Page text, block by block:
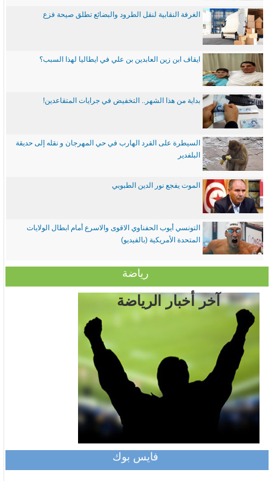
الغرفة النقابية لنقل الطرود والبضائع تطلق صيحة فزع
ايقاف ابن زين العابدين بن علي في ايطاليا لهذا السبب؟
بداية من هذا الشهر.. التخفيض في جرايات المتقاعدين!
السيطرة على القرد الهارب في حي المهرجان و نقله إلى حديقة
البلفدير
الموت يفجع نور الدين الطبوبي
التونسي أيوب الحفناوي الاقوى والاسرع أمام ابطال الولايات
المتحدة الأمريكية (بالفيديو)
رياضة
آخر أخبار الرياضة
فايس بوك